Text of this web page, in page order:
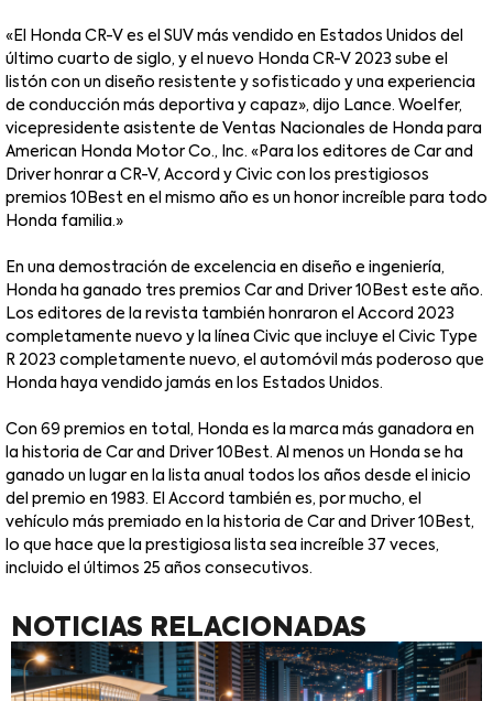
«El Honda CR-V es el SUV más vendido en Estados Unidos del
último cuarto de siglo, y el nuevo Honda CR-V 2023 sube el
listón con un diseño resistente y sofisticado y una experiencia
de conducción más deportiva y capaz», dijo Lance. Woelfer,
vicepresidente asistente de Ventas Nacionales de Honda para
American Honda Motor Co., Inc. «Para los editores de Car and
Driver honrar a CR-V, Accord y Civic con los prestigiosos
premios 10Best en el mismo año es un honor increíble para todo
Honda familia.»
En una demostración de excelencia en diseño e ingeniería,
Honda ha ganado tres premios Car and Driver 10Best este año.
Los editores de la revista también honraron el Accord 2023
completamente nuevo y la línea Civic que incluye el Civic Type
R 2023 completamente nuevo, el automóvil más poderoso que
Honda haya vendido jamás en los Estados Unidos.
Con 69 premios en total, Honda es la marca más ganadora en
la historia de Car and Driver 10Best. Al menos un Honda se ha
ganado un lugar en la lista anual todos los años desde el inicio
del premio en 1983. El Accord también es, por mucho, el
vehículo más premiado en la historia de Car and Driver 10Best,
lo que hace que la prestigiosa lista sea increíble 37 veces,
incluido el últimos 25 años consecutivos.
NOTICIAS RELACIONADAS